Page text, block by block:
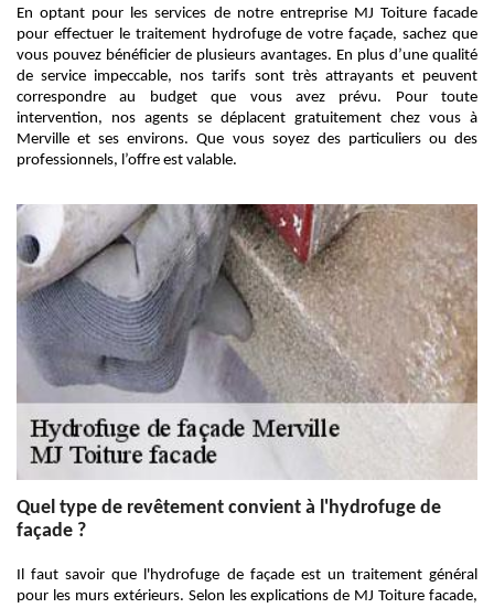
En optant pour les services de notre entreprise MJ Toiture facade
pour effectuer le traitement hydrofuge de votre façade, sachez que
vous pouvez bénéficier de plusieurs avantages. En plus d’une qualité
de service impeccable, nos tarifs sont très attrayants et peuvent
correspondre au budget que vous avez prévu. Pour toute
intervention, nos agents se déplacent gratuitement chez vous à
Merville et ses environs. Que vous soyez des particuliers ou des
professionnels, l’offre est valable.
Quel type de revêtement convient à l'hydrofuge de
façade ?
Il faut savoir que l'hydrofuge de façade est un traitement général
pour les murs extérieurs. Selon les explications de MJ Toiture facade,